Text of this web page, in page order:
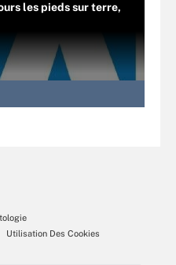
les pieds sur terre,
Utilisation Des Cookies